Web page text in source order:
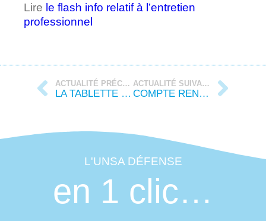
Lire le flash info relatif à l’entretien
professionnel
ACTUALITÉ PRÉCÉDENTE
LA TABLETTE DE JANVIER 2025
ACTUALITÉ SUIVANTE
COMPTE RENDU DU CSA DE RÉSEAU MARINE DU 19 DÉCEMBRE 2024
L'UNSA DÉFENSE
en 1 clic…